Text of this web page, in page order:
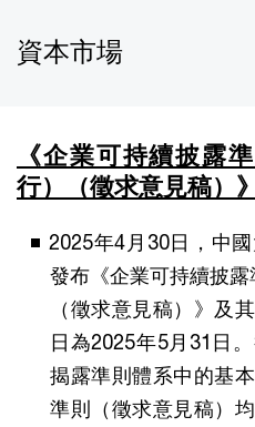
資本市場
《企業可持續披露
行）（徵求意見稿）
2025年4月30日，中
發布《企業可持續披
（徵求意見稿）》及
日為2025年5月31日
揭露準則體系中的基
準則（徵求意見稿）